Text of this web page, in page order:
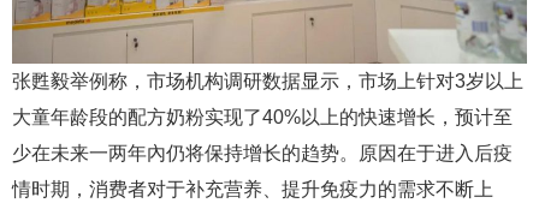
张甦毅举例称，市场机构调研数据显示，市场上针对3岁以上
大童年龄段的配方奶粉实现了40%以上的快速增长，预计至
少在未来一两年內仍将保持增长的趋势。原因在于进入后疫
情时期，消费者对于补充营养、提升免疫力的需求不断上